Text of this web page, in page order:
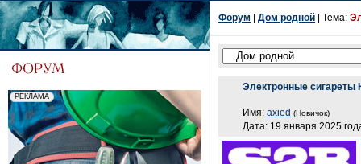
Форум Дом родной | Тема:
Электронные сигареты
Имя: axied (Новичок)
Дата: 19 января 2025